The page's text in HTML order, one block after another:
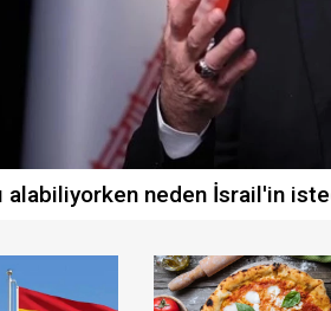
alabiliyorken neden İsrail'in